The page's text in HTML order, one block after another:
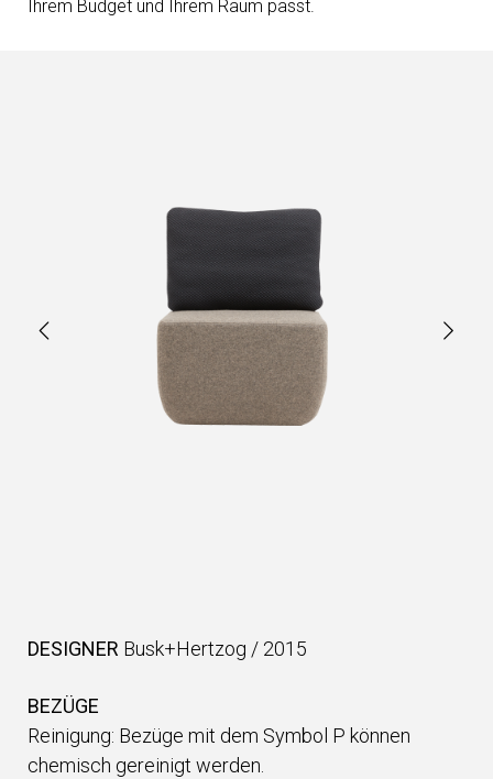
Ihrem Budget und Ihrem Raum passt.
DESIGNER Busk+Hertzog / 2015
BEZÜGE
Reinigung: Bezüge mit dem Symbol P können
chemisch gereinigt werden.